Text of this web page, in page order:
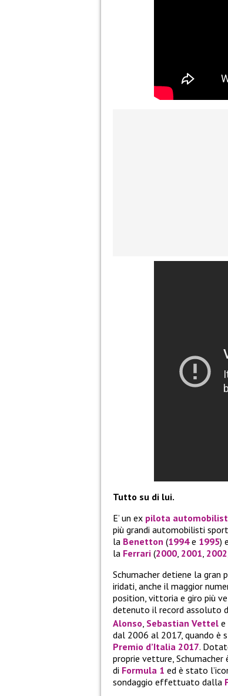
Tutto su di lui.
E’ un ex pilota
più grandi automobilisti
la Benetton (1994e 1995)
la Ferrari (2000 2001 2002
Schumacher detiene la gran
iridati, anche il maggior
position, vittoria e giro più
detenuto il record assoluto
Alonso Sebastian Vettel e
dal 2006 al 2017, quando è
Premio d’Italia 2017.
proprie vetture,
di Formula 1 ed è stato
sondaggio effettuato dalla